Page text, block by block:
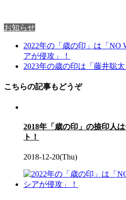
お知らせ
2022年の「歳の印」は「NO
アが侵攻」！
2023年の歳の印は「藤井聡
こちらの記事もどうぞ
2018年「歳の印」の捺印人
ト！
2018-12-20(Thu)